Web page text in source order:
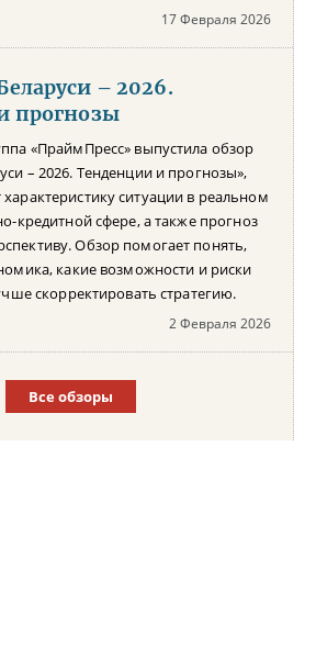
17 Февраля 2026
– 2026.
прогнозы
«ПраймПресс» выпустила обзор
– 2026. Тенденции и прогнозы»,
ситуации в реальном
кредитной сфере, а также прогноз
Обзор помогает понять,
какие возможности и риски
скорректировать стратегию.
2 Февраля 2026
Все обзоры